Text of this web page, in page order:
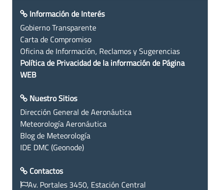
Información de Interés
Gobierno Transparente
Carta de Compromiso
Oficina de Información, Reclamos y Sugerencias
Política de Privacidad de la información de Página
WEB
Nuestro Sitios
Dirección General de Aeronáutica
Meteorología Aeronáutica
Blog de Meteorología
IDE DMC (Geonode)
Contactos
Av. Portales 3450, Estación Central